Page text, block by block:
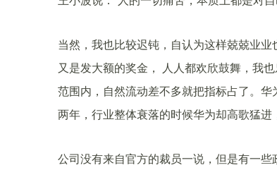
当然，我也比较迟钝，自认为这样兢兢业
又是发大额的奖金， 人人都欢欣鼓舞，我
范围内，自然流动差不多就把指标占了。
两年，行业整体衰落的时候华为却高歌猛进
公司没有来自官方的裁员一说，但是有一些